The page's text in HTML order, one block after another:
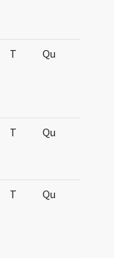
T Qu
T Qu
T Qu